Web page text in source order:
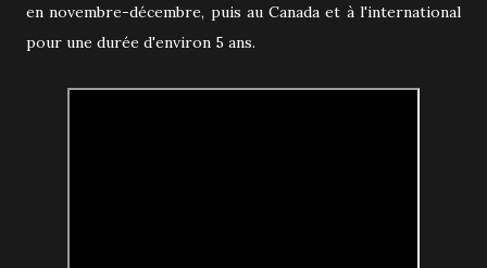
en novembre-décembre, puis au Canada et à l'international
pour une durée d'environ 5 ans.